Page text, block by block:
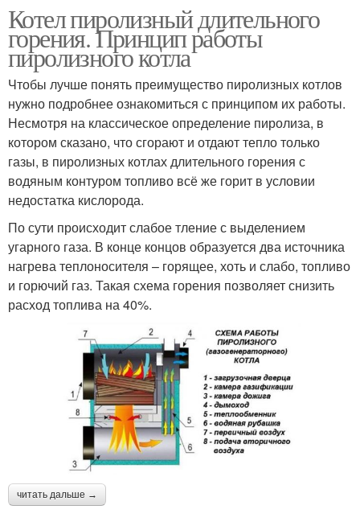
Котел пиролизный длительного
горения. Принцип работы
пиролизного котла
Чтобы лучше понять преимущество пиролизных котлов
нужно подробнее ознакомиться с принципом их работы.
Несмотря на классическое определение пиролиза, в
котором сказано, что сгорают и отдают тепло только
газы, в пиролизных котлах длительного горения с
водяным контуром топливо всё же горит в условии
недостатка кислорода.
По сути происходит слабое тление с выделением
угарного газа. В конце концов образуется два источника
нагрева теплоносителя – горящее, хоть и слабо, топливо
и горючий газ. Такая схема горения позволяет снизить
расход топлива на 40%.
читать дальше →